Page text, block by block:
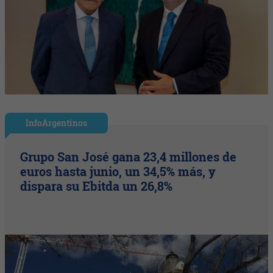
InfoArgentinos
Grupo San José gana 23,4 millones de
euros hasta junio, un 34,5% más, y
dispara su Ebitda un 26,8%